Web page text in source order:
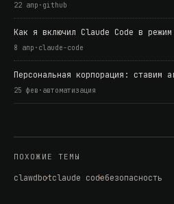
22 апр · github
Как я включил Claude Code в режим
8 апр · claude-code
Персональная корпорация: ставим
25 фев · автоматизация
ПОХОЖИЕ ТЕМЫ
clawdbotclaude codeбезопасность